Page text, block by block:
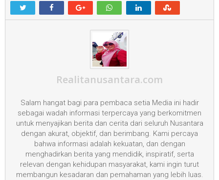
Realitanusantara.com
Salam hangat bagi para pembaca setia Media ini hadir
sebagai wadah informasi terpercaya yang berkomitmen
untuk menyajikan berita dan cerita dari seluruh Nusantara
dengan akurat, objektif, dan berimbang. Kami percaya
bahwa informasi adalah kekuatan, dan dengan
menghadirkan berita yang mendidik, inspiratif, serta
relevan dengan kehidupan masyarakat, kami ingin turut
membangun kesadaran dan pemahaman yang lebih luas.